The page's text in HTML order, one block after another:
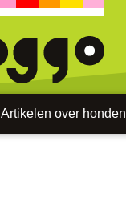
Artikelen over honden